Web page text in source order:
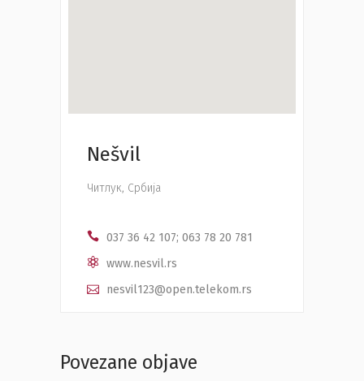
Nešvil
Читлук, Србија
037 36 42 107; 063 78 20 781
www.nesvil.rs
nesvil123@open.telekom.rs
Povezane objave